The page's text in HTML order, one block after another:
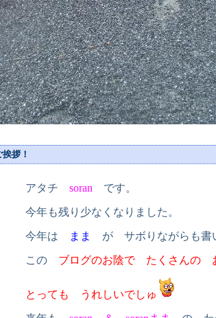
挨拶！
タチ soran です。
年も残り少なくなりました。
年は まま が サボりながらも書
の ブログのお陰で たくさんの
っても うれしいでしゅ